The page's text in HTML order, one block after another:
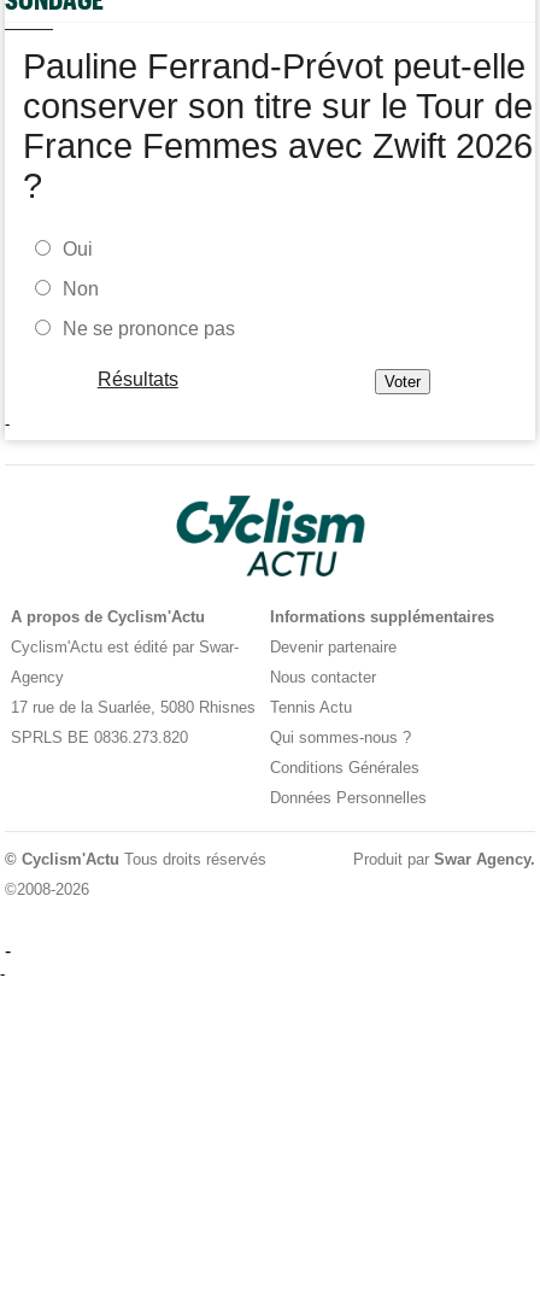
Pauline Ferrand-Prévot peut-elle
conserver son titre sur le Tour de
France Femmes avec Zwift 2026
?
Oui
Non
Ne se prononce pas
Résultats
-
A propos de Cyclism'Actu
Cyclism'Actu est édité par Swar-
Agency
17 rue de la Suarlée, 5080 Rhisnes
SPRLS BE 0836.273.820
Informations supplémentaires
Devenir partenaire
Nous contacter
Tennis Actu
Qui sommes-nous ?
Conditions Générales
Données Personnelles
© Cyclism'Actu Tous droits réservés
©2008-2026
Produit par Swar Agency.
-
-